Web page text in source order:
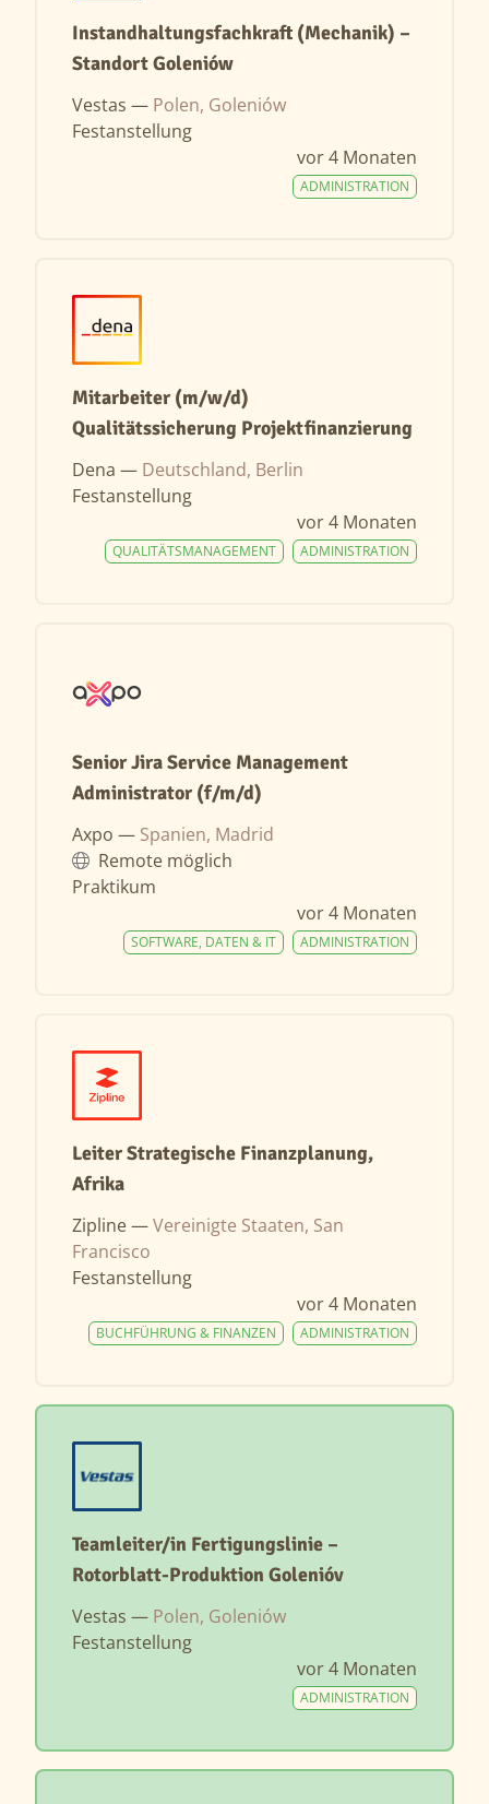
Instandhaltungsfachkraft (Mechanik) –
Standort Goleniów
Vestas — Polen, Goleniów
Festanstellung
vor 4 Monaten
ADMINISTRATION
Mitarbeiter (m/w/d)
Qualitätssicherung Projektfinanzierung
Dena — Deutschland, Berlin
Festanstellung
vor 4 Monaten
ADMINISTRATION
QUALITÄTSMANAGEMENT
Senior Jira Service Management
Administrator (f/m/d)
Axpo — Spanien, Madrid
Remote möglich
Praktikum
vor 4 Monaten
ADMINISTRATION
SOFTWARE, DATEN & IT
Leiter Strategische Finanzplanung,
Afrika
Zipline —Vereinigte Staaten, San
Francisco
Festanstellung
vor 4 Monaten
ADMINISTRATION
BUCHFÜHRUNG & FINANZEN
Teamleiter/in Fertigungslinie –
Rotorblatt-Produktion Golenióv
Vestas — Polen, Goleniów
Festanstellung
vor 4 Monaten
ADMINISTRATION